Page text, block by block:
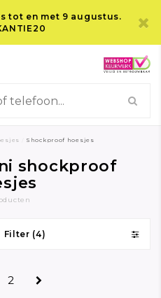
tot en met 9 augustus.
Shockproof hoesjes
shockproof
Filter (4)
2